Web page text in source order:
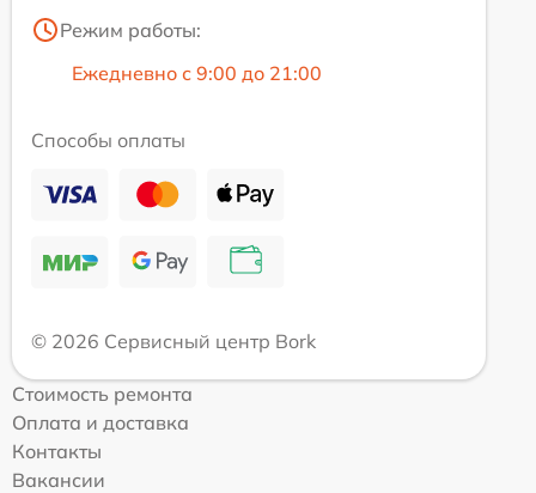
Режим работы:
Ежедневно с 9:00 до 21:00
Способы оплаты
© 2026 Сервисный центр Bork
Стоимость ремонта
Оплата и доставка
Контакты
Вакансии